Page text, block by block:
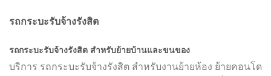
รถกระบะรับจ้างรังสิต
รถกระบะรับจ้างรังสิต สำหรับย้ายบ้านและขนของ
บริการ รถกระบะรับจ้างรังสิต สำหรับงานย้ายห้อง ย้ายคอนโด